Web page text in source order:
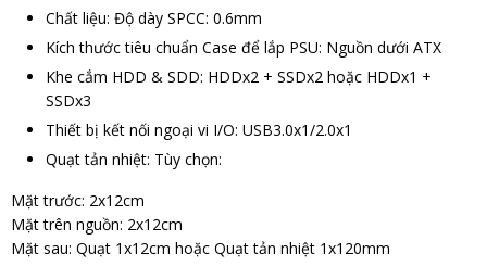
Chất liệu: Độ dày SPCC: 0.6mm
Kích thước tiêu chuẩn Case để lắp PSU: Nguồn dưới ATX
Khe cắm HDD & SDD: HDDx2 + SSDx2 hoặc HDDx1 +
SSDx3
Thiết bị kết nối ngoại vi I/O: USB3.0x1/2.0x1
Quạt tản nhiệt: Tùy chọn:
Mặt trước: 2x12cm
Mặt trên nguồn: 2x12cm
Mặt sau: Quạt 1x12cm hoặc Quạt tản nhiệt 1x120mm